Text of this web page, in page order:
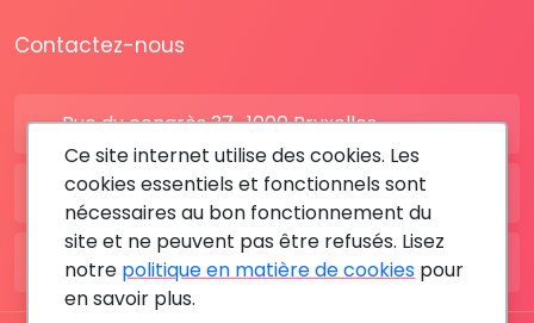
Contactez-nous
Rue du congrès 37 , 1000 Bruxelles
BE: +32 28080227
FR: +33 183642895
Ce site internet utilise des cookies. Les
cookies essentiels et fonctionnels sont
nécessaires au bon fonctionnement du
site et ne peuvent pas être refusés. Lisez
notre politique en matière de cookies pour
en savoir plus.